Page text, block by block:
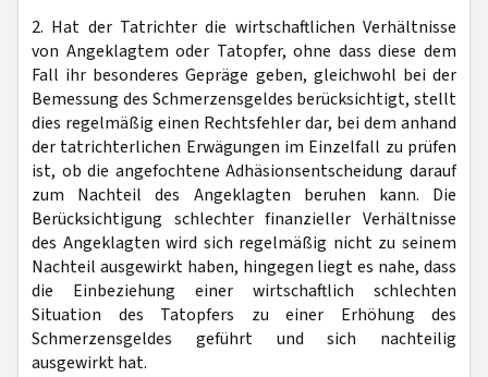
2. Hat der Tatrichter die wirtschaftlichen Verhältnisse
von Angeklagtem oder Tatopfer, ohne dass diese dem
Fall ihr besonderes Gepräge geben, gleichwohl bei der
Bemessung des Schmerzensgeldes berücksichtigt, stellt
dies regelmäßig einen Rechtsfehler dar, bei dem anhand
der tatrichterlichen Erwägungen im Einzelfall zu prüfen
ist, ob die angefochtene Adhäsionsentscheidung darauf
zum Nachteil des Angeklagten beruhen kann. Die
Berücksichtigung schlechter finanzieller Verhältnisse
des Angeklagten wird sich regelmäßig nicht zu seinem
Nachteil ausgewirkt haben, hingegen liegt es nahe, dass
die Einbeziehung einer wirtschaftlich schlechten
Situation des Tatopfers zu einer Erhöhung des
Schmerzensgeldes geführt und sich nachteilig
ausgewirkt hat.